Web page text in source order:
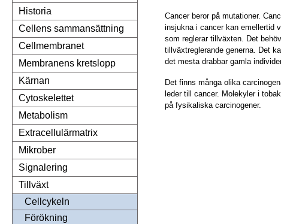
Historia
Cellens sammansättning
Cellmembranet
Membranens kretslopp
Kärnan
Cytoskelettet
Metabolism
Extracellulärmatrix
Mikrober
Signalering
Tillväxt
Cellcykeln
Förökning
Cancer beror på mutationer.
insjukna i cancer kan emellertid
som reglerar tillväxten. Det
tillväxtreglerande generna. Det
det mesta drabbar gamla
Det finns många olika
leder till cancer. Molekyler i
på fysikaliska carcinogener.